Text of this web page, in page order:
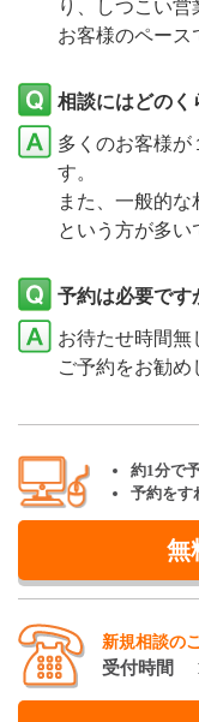
り、しつこい営
お客様のペース
相談にはどのく
多くのお客様が
す。
また、一般的
という方が多い
予約は必要です
お待たせ時間無
ご予約をお勧め
約1分で
予約をす
無
新規相談の
受付時間